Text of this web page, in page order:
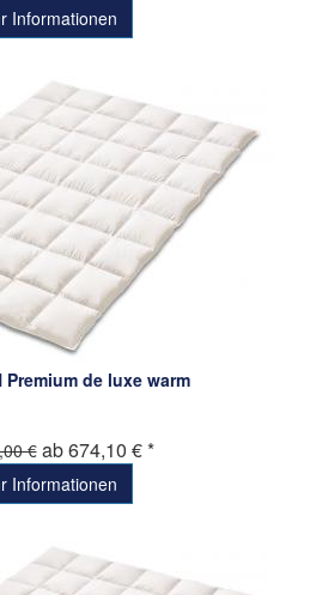
Informationen
Premium de luxe warm
€ ab 674,10 € *
Informationen